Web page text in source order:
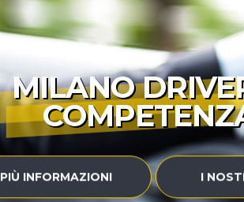
MILANO
PIÙ INFORMAZIONI I